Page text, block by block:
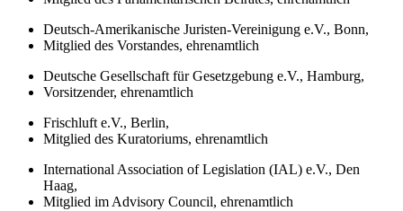
Deutsch-Amerikanische Juristen-Vereinigung e.V., Bonn,
Mitglied des Vorstandes, ehrenamtlich
Deutsche Gesellschaft für Gesetzgebung e.V., Hamburg,
Vorsitzender, ehrenamtlich
Frischluft e.V., Berlin,
Mitglied des Kuratoriums, ehrenamtlich
International Association of Legislation (IAL) e.V., Den
Haag,
Mitglied im Advisory Council, ehrenamtlich